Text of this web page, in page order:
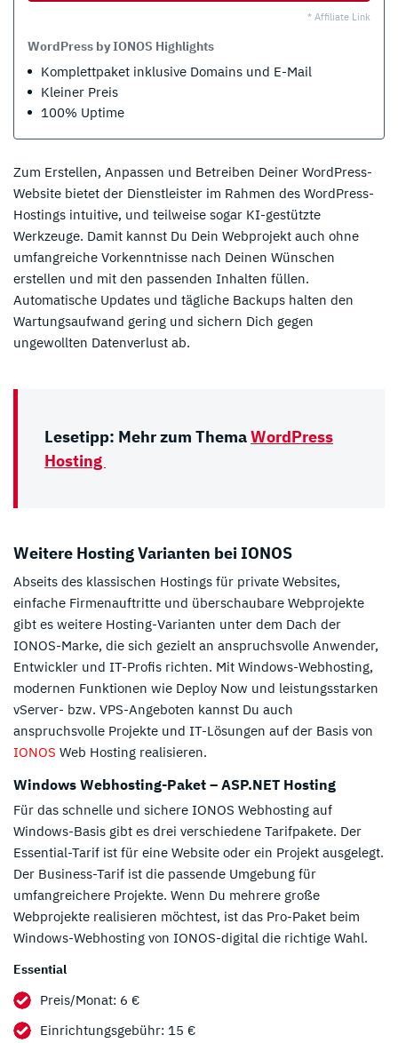
* Affiliate Link
WordPress by IONOS Highlights
Komplettpaket inklusive Domains und E-Mail
Kleiner Preis
100% Uptime
Zum Erstellen, Anpassen und Betreiben Deiner WordPress-
Website bietet der Dienstleister im Rahmen des WordPress-
Hostings intuitive, und teilweise sogar KI-gestützte
Werkzeuge. Damit kannst Du Dein Webprojekt auch ohne
umfangreiche Vorkenntnisse nach Deinen Wünschen
erstellen und mit den passenden Inhalten füllen.
Automatische Updates und tägliche Backups halten den
Wartungsaufwand gering und sichern Dich gegen
ungewollten Datenverlust ab.
Lesetipp: Mehr zum ThemaWordPress
Hosting
Weitere Hosting Varianten bei IONOS
Abseits des klassischen Hostings für private Websites,
einfache Firmenauftritte und überschaubare Webprojekte
gibt es weitere Hosting-Varianten unter dem Dach der
IONOS-Marke, die sich gezielt an anspruchsvolle Anwender,
Entwickler und IT-Profis richten. Mit Windows-Webhosting,
modernen Funktionen wie Deploy Now und leistungsstarken
vServer- bzw. VPS-Angeboten kannst Du auch
anspruchsvolle Projekte und IT-Lösungen auf der Basis von
IONOS Web Hosting realisieren.
Windows Webhosting-Paket – ASP.NET Hosting
Für das schnelle und sichere IONOS Webhosting auf
Windows-Basis gibt es drei verschiedene Tarifpakete. Der
Essential-Tarif ist für eine Website oder ein Projekt ausgelegt.
Der Business-Tarif ist die passende Umgebung für
umfangreichere Projekte. Wenn Du mehrere große
Webprojekte realisieren möchtest, ist das Pro-Paket beim
Windows-Webhosting von IONOS-digital die richtige Wahl.
Essential
Preis/Monat: 6 €
Einrichtungsgebühr: 15 €